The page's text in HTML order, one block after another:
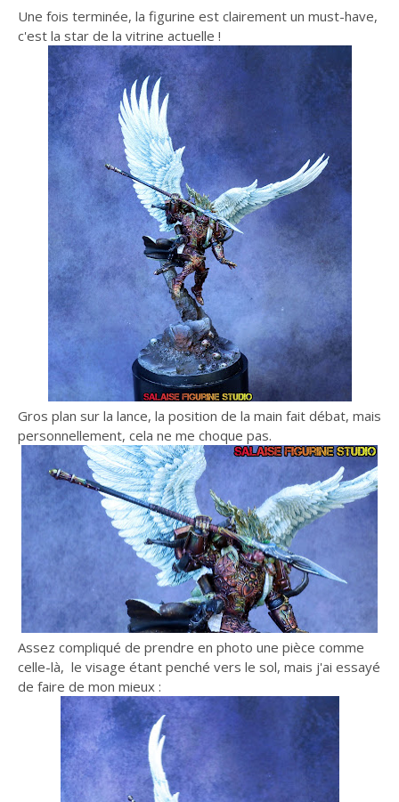
Une fois terminée, la figurine est clairement un must-have,
c'est la star de la vitrine actuelle !
Gros plan sur la lance, la position de la main fait débat, mais
personnellement, cela ne me choque pas.
Assez compliqué de prendre en photo une pièce comme
celle-là, le visage étant penché vers le sol, mais j'ai essayé
de faire de mon mieux :